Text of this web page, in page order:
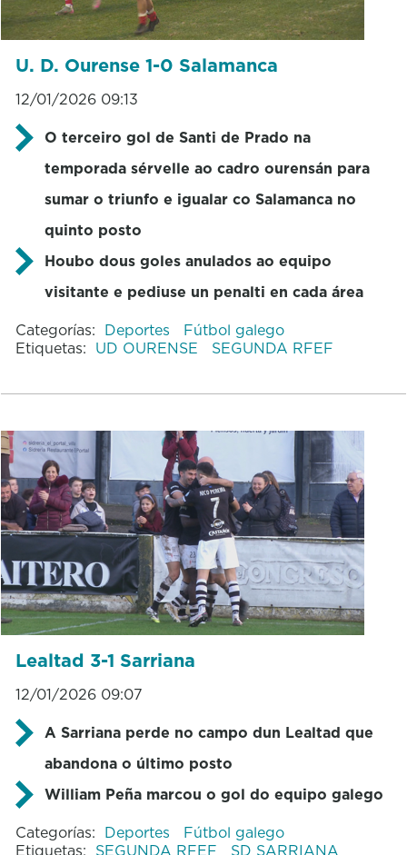
U. D. Ourense 1-0 Salamanca
12/01/2026 09:13
O terceiro gol de Santi de Prado na
temporada sérvelle ao cadro ourensán para
sumar o triunfo e igualar co Salamanca no
quinto posto
Houbo dous goles anulados ao equipo
visitante e pediuse un penalti en cada área
Categorías: Deportes
Fútbol galego
Etiquetas: UD OURENSE SEGUNDA RFEF
Lealtad 3-1 Sarriana
12/01/2026 09:07
A Sarriana perde no campo dun Lealtad que
abandona o último posto
William Peña marcou o gol do equipo galego
Categorías: Deportes
Fútbol galego
Etiquetas: SEGUNDA RFEF SD SARRIANA